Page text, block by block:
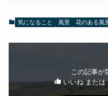
気になること 風景 花のある風
この記事が
いいね または